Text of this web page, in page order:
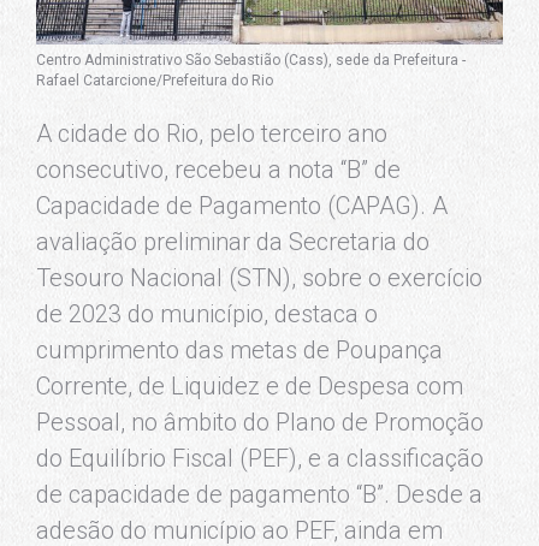
Centro Administrativo São Sebastião (Cass), sede da Prefeitura -
Rafael Catarcione/Prefeitura do Rio
A cidade do Rio, pelo terceiro ano
consecutivo, recebeu a nota “B” de
Capacidade de Pagamento (CAPAG). A
avaliação preliminar da Secretaria do
Tesouro Nacional (STN), sobre o exercício
de 2023 do município, destaca o
cumprimento das metas de Poupança
Corrente, de Liquidez e de Despesa com
Pessoal, no âmbito do Plano de Promoção
do Equilíbrio Fiscal (PEF), e a classificação
de capacidade de pagamento “B”. Desde a
adesão do município ao PEF, ainda em